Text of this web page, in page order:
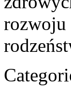
rozwoju